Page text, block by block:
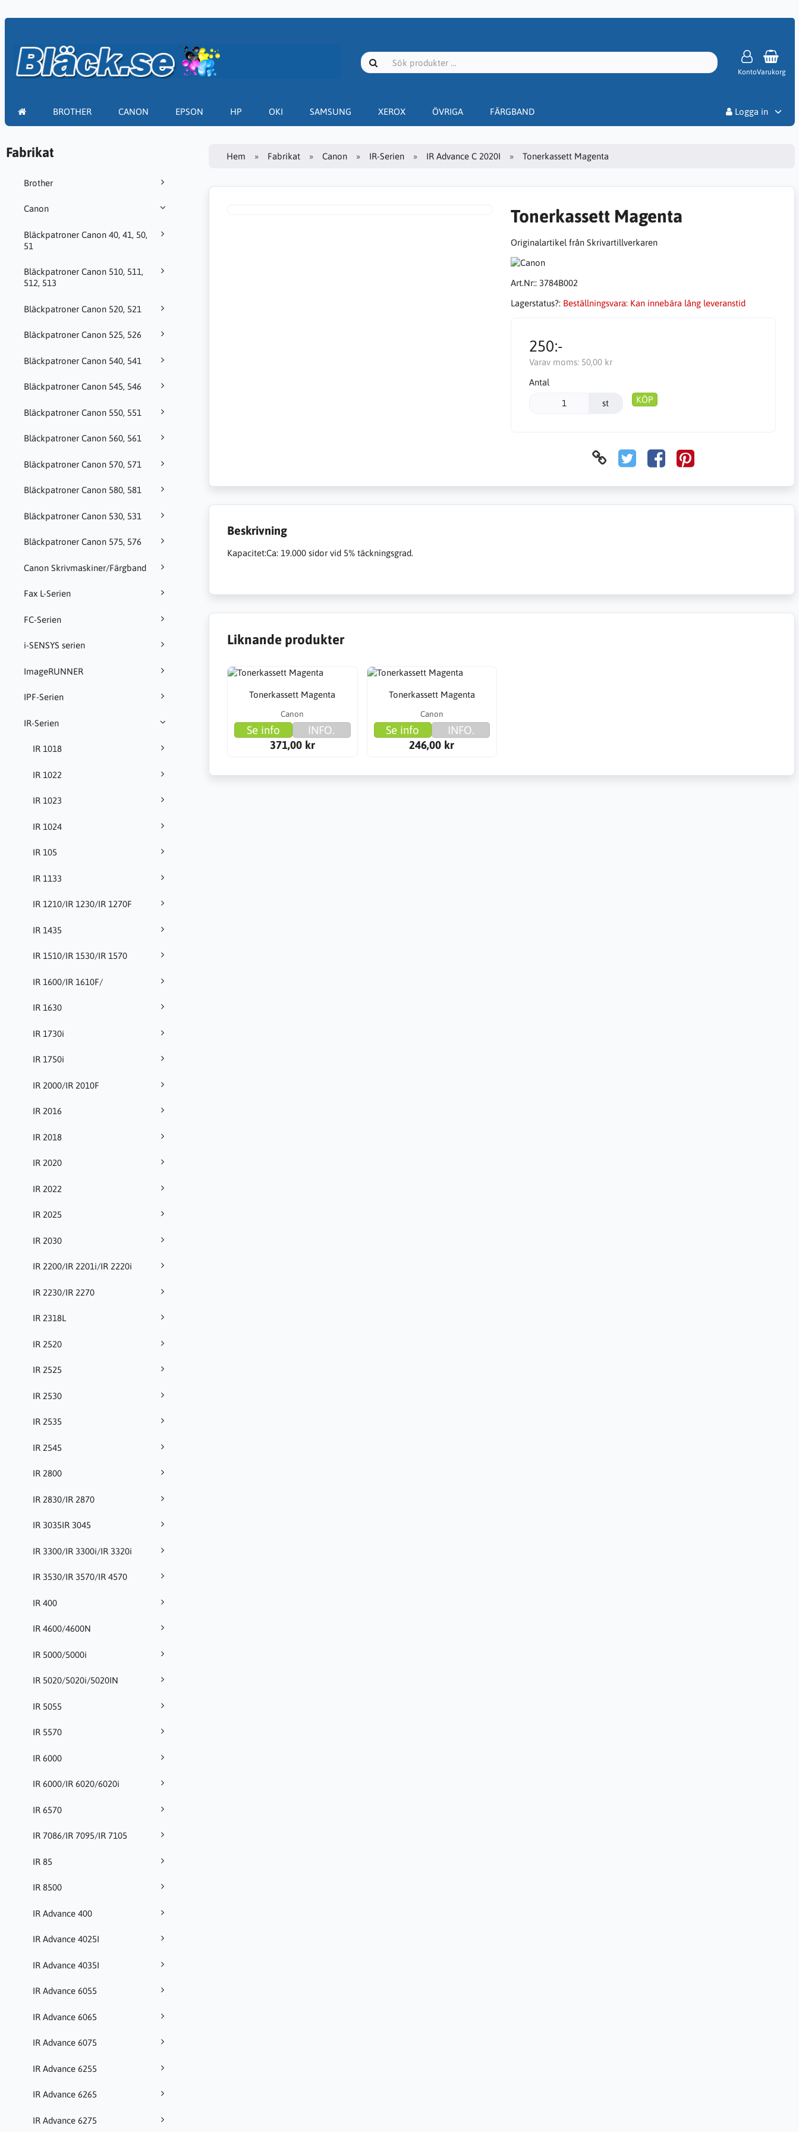
KontoVarukorg
BROTHER CANON EPSON HP OKI SAMSUNG XEROX ÖVRIGA FÄRGBAND
Logga in
Fabrikat
Brother
Canon
Bläckpatroner Canon 40, 41, 50,
51
Bläckpatroner Canon 510, 511,
512, 513
Bläckpatroner Canon 520, 521
Bläckpatroner Canon 525, 526
Bläckpatroner Canon 540, 541
Bläckpatroner Canon 545, 546
Bläckpatroner Canon 550, 551
Bläckpatroner Canon 560, 561
Bläckpatroner Canon 570, 571
Bläckpatroner Canon 580, 581
Bläckpatroner Canon 530, 531
Bläckpatroner Canon 575, 576
Canon Skrivmaskiner/Färgband
Fax L-Serien
FC-Serien
i-SENSYS serien
ImageRUNNER
IPF-Serien
IR-Serien
IR 1018
IR 1022
IR 1023
IR 1024
IR 105
IR 1133
IR 1210/IR 1230/IR 1270F
IR 1435
IR 1510/IR 1530/IR 1570
IR 1600/IR 1610F/
IR 1630
IR 1730i
IR 1750i
IR 2000/IR 2010F
IR 2016
IR 2018
IR 2020
IR 2022
IR 2025
IR 2030
IR 2200/IR 2201i/IR 2220i
IR 2230/IR 2270
IR 2318L
IR 2520
IR 2525
IR 2530
IR 2535
IR 2545
IR 2800
IR 2830/IR 2870
IR 3035IR 3045
IR 3300/IR 3300i/IR 3320i
IR 3530/IR 3570/IR 4570
IR 400
IR 4600/4600N
IR 5000/5000i
IR 5020/5020i/5020IN
IR 5055
IR 5570
IR 6000
IR 6000/IR 6020/6020i
IR 6570
IR 7086/IR 7095/IR 7105
IR 85
IR 8500
IR Advance 400
IR Advance 4025I
IR Advance 4035I
IR Advance 6055
IR Advance 6065
IR Advance 6075
IR Advance 6255
IR Advance 6265
IR Advance 6275
Hem Fabrikat Canon IR-Serien IR Advance C 2020I Tonerkassett Magenta
Tonerkassett Magenta
Originalartikel från Skrivartillverkaren
Art.Nr:: 3784B002
Lagerstatus?: Beställningsvara: Kan innebära lång leveranstid
250:-
Varav moms: 50,00 kr
Antal
st KÖP
Beskrivning
Kapacitet:Ca: 19.000 sidor vid 5% täckningsgrad.
Liknande produkter
Tonerkassett Magenta
Canon
Se info
INFO.
371,00 kr
Tonerkassett Magenta
Canon
Se info
INFO.
246,00 kr